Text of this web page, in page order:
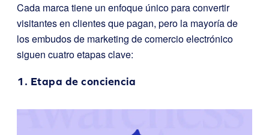
Cada marca tiene un enfoque único para convertir
visitantes en clientes que pagan, pero la mayoría de
los embudos de marketing de comercio electrónico
siguen cuatro etapas clave:
1. Etapa de conciencia